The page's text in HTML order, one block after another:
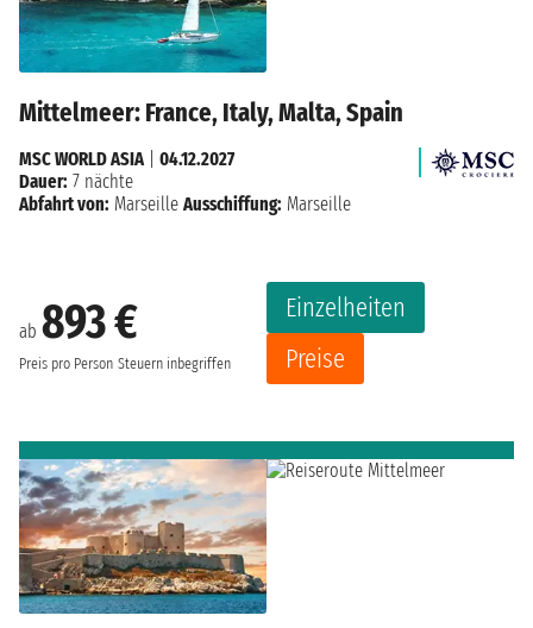
Mittelmeer: France, Italy, Malta, Spain
ab 893 €
Preis pro Person Steuern inbegriffen
Einzelheiten
Preise
MSC WORLD ASIA| 04.12.2027
Dauer: 7 nächte
Abfahrt von: Marseille Ausschiffung: Marseille